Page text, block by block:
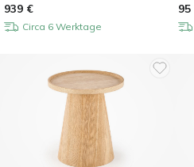
939 €
Circa 6 Werktage
95